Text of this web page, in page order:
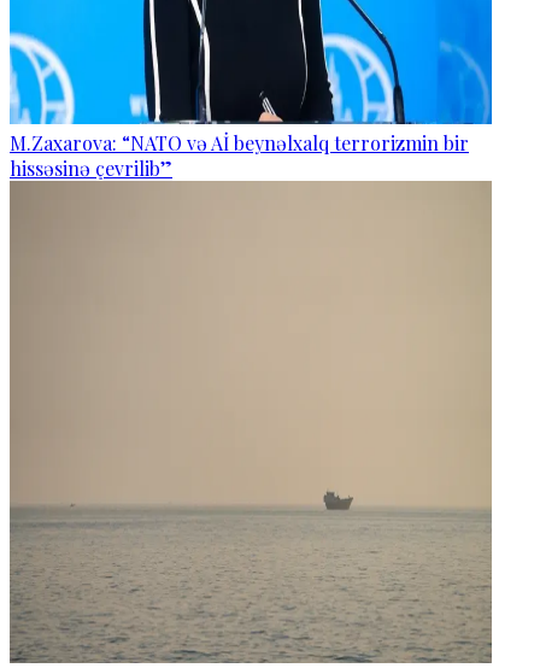
M.Zaxarova: “NATO və Aİ beynəlxalq terrorizmin bir
hissəsinə çevrilib”